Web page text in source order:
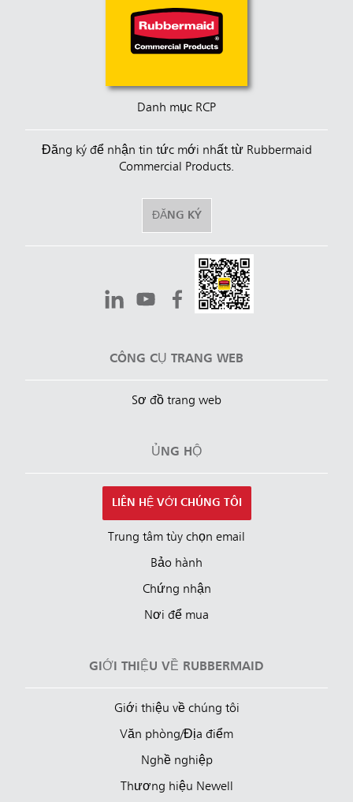
Danh mục RCP
Đăng ký để nhận tin tức mới nhất từ Rubbermaid
Commercial Products.
ĐĂNG KÝ
CÔNG CỤ TRANG WEB
Sơ đồ trang web
ỦNG HỘ
LIÊN HỆ VỚI CHÚNG TÔI
Trung tâm tùy chọn email
Bảo hành
Chứng nhận
Nơi để mua
GIỚI THIỆU VỀ RUBBERMAID
Giới thiệu về chúng tôi
Văn phòng/Địa điểm
Nghề nghiệp
Thương hiệu Newell